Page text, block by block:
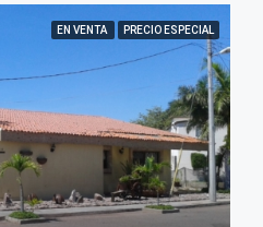
EN VENTA PRECIO ESPECIAL